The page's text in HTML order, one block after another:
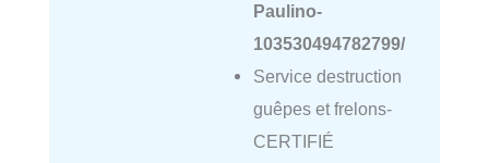
Paulino-
103530494782799/
Service destruction
guêpes et frelons-
CERTIFIÉ